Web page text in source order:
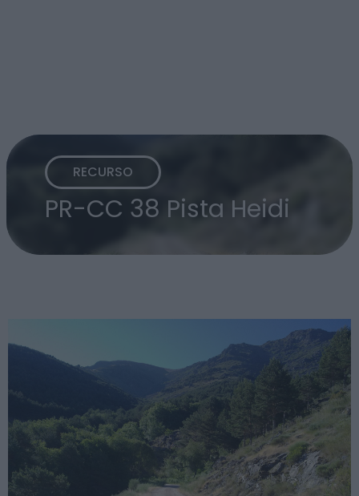
RECURSO
PR-CC 38 Pista Heidi